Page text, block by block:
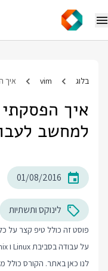
בלוג vim איך
איך
למחשב
01/08/2016
לינוקס ותשתיות
על עבודה בסביבת Linux ו Unix אני ממליץ לכם לבדוק את